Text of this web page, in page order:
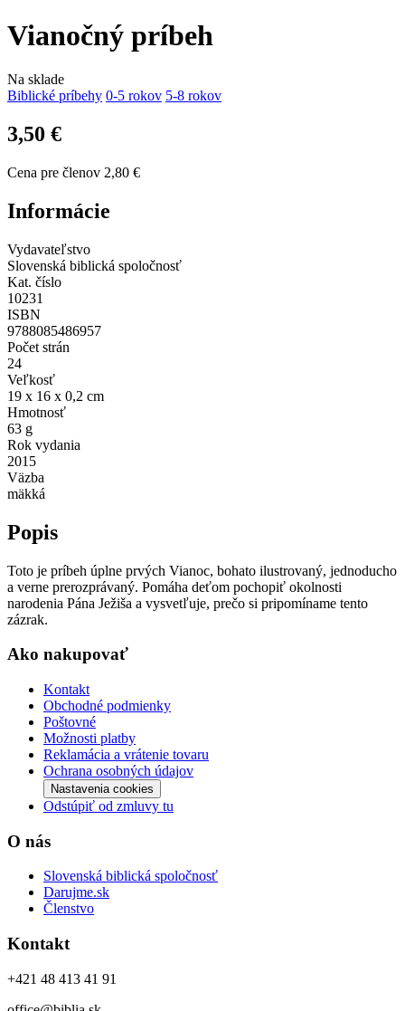
Vianočný príbeh
Na sklade
Biblické príbehy 0-5 rokov 5-8 rokov
3,50 €
Cena pre členov 2,80 €
Informácie
Vydavateľstvo
Slovenská biblická spoločnosť
Kat. číslo
10231
ISBN
9788085486957
Počet strán
24
Veľkosť
19 x 16 x 0,2 cm
Hmotnosť
63 g
Rok vydania
2015
Väzba
mäkká
Popis
Toto je príbeh úplne prvých Vianoc, bohato ilustrovaný, jednoducho
a verne prerozprávaný. Pomáha deťom pochopiť okolnosti
narodenia Pána Ježiša a vysvetľuje, prečo si pripomíname tento
zázrak.
Ako nakupovať
Kontakt
Obchodné podmienky
Poštovné
Možnosti platby
Reklamácia a vrátenie tovaru
Ochrana osobných údajov
Nastavenia cookies
Odstúpiť od zmluvy tu
O nás
Slovenská biblická spoločnosť
Darujme.sk
Členstvo
Kontakt
+421 48 413 41 91